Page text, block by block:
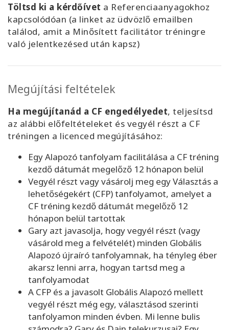
Töltsd ki a kérdőívet a Referenciaanyagokhoz
kapcsolódóan (a linket az üdvözlő emailben
találod, amit a Minősített facilitátor tréningre
való jelentkezésed után kapsz)
Megújítási feltételek
Ha megújítanád a CF engedélyedet, teljesítsd
az alábbi előfeltételeket és vegyél részt a CF
tréningen a licenced megújításához:
Egy Alapozó tanfolyam facilitálása a CF tréning
kezdő dátumát megelőző 12 hónapon belül
Vegyél részt vagy vásárolj meg egy Választás a
lehetőségekért (CFP) tanfolyamot, amelyet a
CF tréning kezdő dátumát megelőző 12
hónapon belül tartottak
Gary azt javasolja, hogy vegyél részt (vagy
vásárold meg a felvételét) minden Globális
Alapozó újraíró tanfolyamnak, ha tényleg éber
akarsz lenni arra, hogyan tartsd meg a
tanfolyamodat
A CFP és a javasolt Globális Alapozó mellett
vegyél részt még egy, választásod szerinti
tanfolyamon minden évben. Mi lenne bulis